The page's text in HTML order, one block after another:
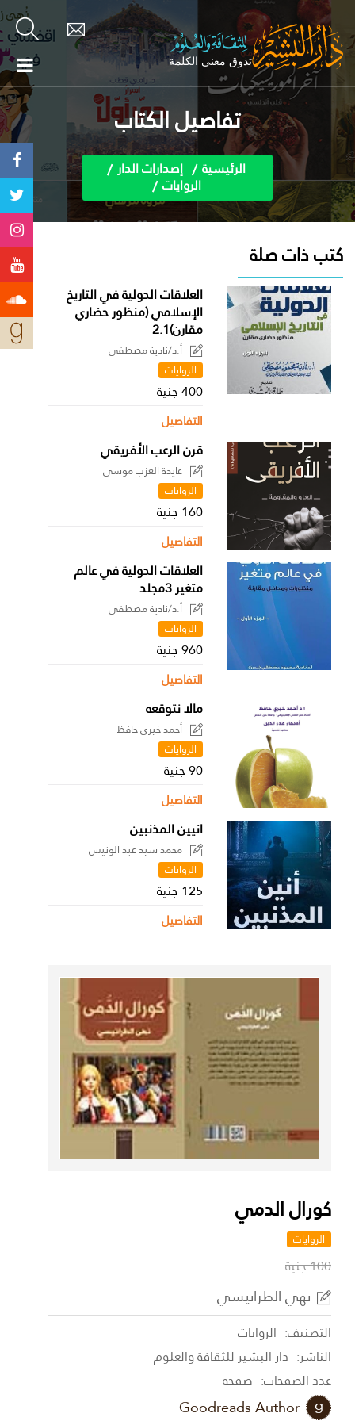
تفاصيل الكتاب
الرئيسية إصدارات الدار
الروايات
كتب ذات صلة
العلاقات الدولية في التاريخ
الإسلامي (منظور حضاري
مقارن)2.1
أ.د/نادية مصطفى
الروايات
400 جنية
التفاصيل
قرن الرعب الأفريقي
عايدة العزب موسى
الروايات
160 جنية
التفاصيل
العلاقات الدولية في عالم
متغير 3مجلد
أ.د/نادية مصطفى
الروايات
960 جنية
التفاصيل
مالا نتوقعه
أحمد خيري حافظ
الروايات
90 جنية
التفاصيل
انيين المذنبين
محمد سيد عبد الونيس
الروايات
125 جنية
التفاصيل
كورال الدمي
الروايات
100 جنية
نهي الطرانيسي
التصنيف: الروايات
الناشر: دار البشير للثقافة والعلوم
عدد الصفحات: صفحة
Goodreads Author